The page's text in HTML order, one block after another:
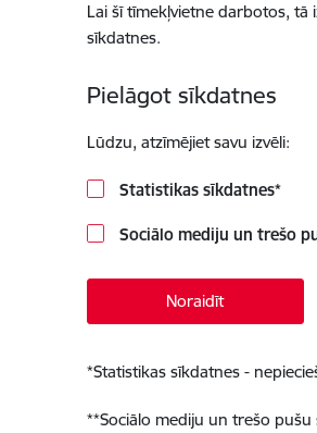
Lai šī tīmekļvietne darbotos, tā
sīkdatnes.
Pielāgot sīkdatnes
Lūdzu, atzīmējiet savu izvēli:
Statistikas sīkdatnes*
Sociālo mediju un trešo
Noraidīt
*Statistikas sīkdatnes -
**Sociālo mediju un trešo